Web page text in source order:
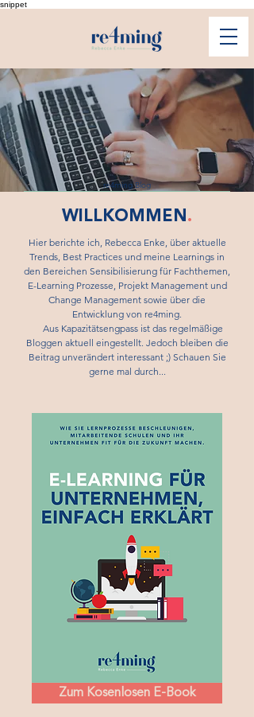
snippet
re4ming Blog
WILLKOMMEN.
Hier berichte ich, Rebecca Enke, über aktuelle
Trends, Best Practices und meine Learnings in
den Bereichen Sensibilisierung für Fachthemen,
E-Learning Prozesse, Projekt Management und
Change Management sowie über die
Entwicklung von re4ming.
Aus Kapazitätsengpass ist das regelmäßige
Bloggen aktuell eingestellt. Jedoch bleiben die
Beitrag unverändert interessant ;) Schauen Sie
gerne mal durch...
Zum Kosenlosen E-Book